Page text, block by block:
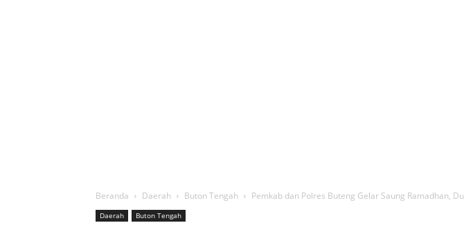
Beranda Daerah Buton Tengah Pemkab dan Polres Buteng Gelar Saung Ramadhan,
Daerah Buton Tengah